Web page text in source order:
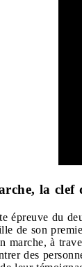
la clef
épreuve du
de son
marche, à
des